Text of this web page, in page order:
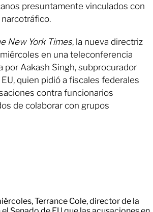
presuntamente vinculados con
New York Times, la nueva directriz
en una teleconferencia
por Aakash Singh, subprocurador
quien pidió a fiscales federales
contra funcionarios
de colaborar con grupos
Terrance Cole, director de la